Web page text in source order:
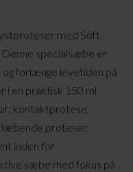
med Soft
specialsæbe er
forlænge levetiden på
i en praktisk 150 ml
kontaktprotese,
proteser.
inden for
sæbe med fokus på